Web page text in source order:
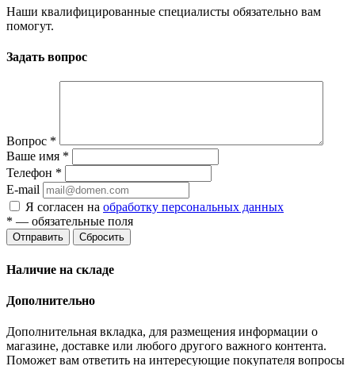
Наши квалифицированные специалисты обязательно вам
помогут.
Задать вопрос
Вопрос *
Ваше имя *
Телефон *
E-mail
Я согласен на обработку персональных данных
* — обязательные поля
Отправить Сбросить
Наличие на складе
Дополнительно
Дополнительная вкладка, для размещения информации о
магазине, доставке или любого другого важного контента.
Поможет вам ответить на интересующие покупателя вопросы